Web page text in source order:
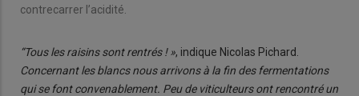
contrecarrer l’acidité.
“Tous les raisins sont rentrés ! », indique Nicolas Pichard.
Concernant les blancs nous arrivons à la fin des fermentations
qui se font convenablement. Peu de viticulteurs ont rencontré un